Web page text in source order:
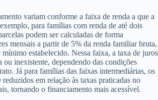
variam conforme a faixa de renda a que a
para famílias com renda de até dois
podem ser calculadas de forma
mensais a partir de 5% da renda familiar bruta,
estabelecido. Nessa faixa, a taxa de juros
ou inexistente, dependendo das condições
Já para famílias das faixas intermediárias, os
em relação às taxas praticadas no
tornando o financiamento mais acessível.